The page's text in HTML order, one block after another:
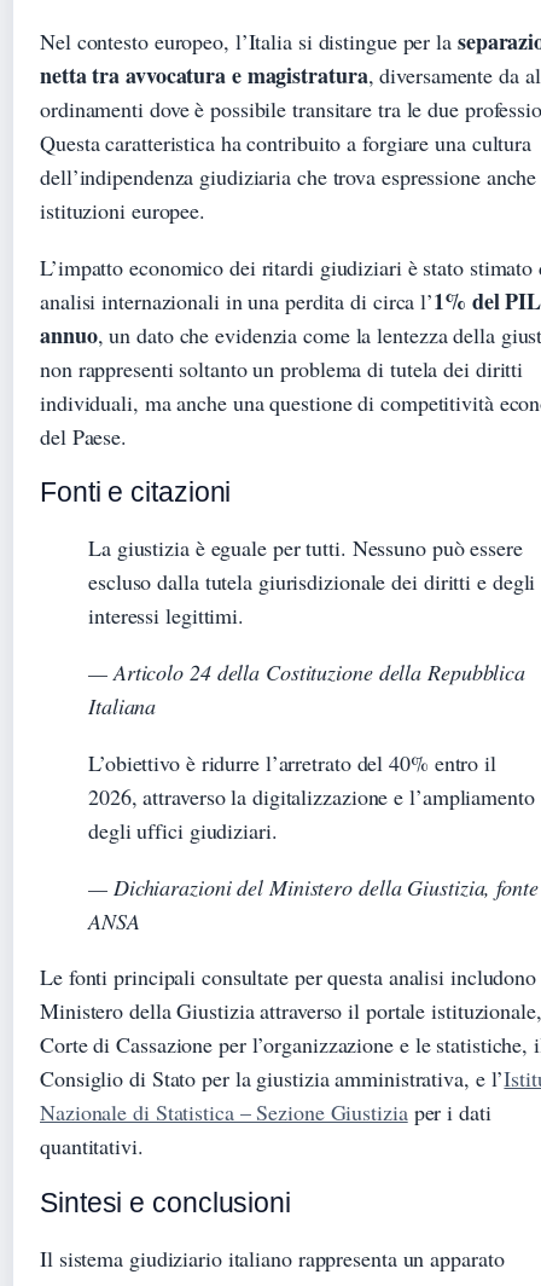
Nel contesto europeo, l’Italia si distingue per la
netta tra avvocatura e magistratura, diversamente da
ordinamenti dove è possibile transitare tra le due
Questa caratteristica ha contribuito a forgiare una cultura
dell’indipendenza giudiziaria che trova espressione
istituzioni europee.
L’impatto economico dei ritardi giudiziari è stato stimato
analisi internazionali in una perdita di circa l’1% del PIL
annuo, un dato che evidenzia come la lentezza della
non rappresenti soltanto un problema di tutela dei diritti
individuali, ma anche una questione di competitività
del Paese.
Fonti e citazioni
La giustizia è eguale per tutti. Nessuno può essere
escluso dalla tutela giurisdizionale dei diritti e degli
interessi legittimi.
— Articolo 24 della Costituzione della Repubblica
Italiana
L’obiettivo è ridurre l’arretrato del 40% entro il
2026, attraverso la digitalizzazione e l’ampliamento
degli uffici giudiziari.
— Dichiarazioni del Ministero della Giustizia, fonte
ANSA
Le fonti principali consultate per questa analisi
Ministero della Giustizia attraverso il portale
Corte di Cassazione per l’organizzazione e le statistiche,
Consiglio di Stato per la giustizia amministrativa, e l’
Nazionale di Statistica – Sezione Giustiziaper i dati
quantitativi.
Sintesi e conclusioni
Il sistema giudiziario italiano rappresenta un apparato